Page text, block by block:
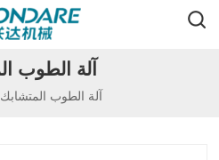
آلة الطوب
آلة الطوب المتشابك